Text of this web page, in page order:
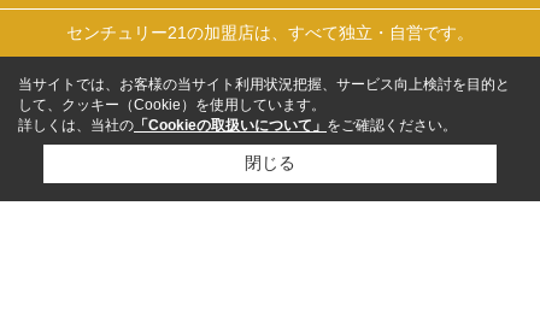
センチュリー21の加盟店は、すべて独立・自営です。
当サイトでは、お客様の当サイト利用状況把握、サービス向上検討を目的と
して、クッキー（Cookie）を使用しています。
詳しくは、当社の 「Cookieの取扱いについて」 をご確認ください。
閉じる